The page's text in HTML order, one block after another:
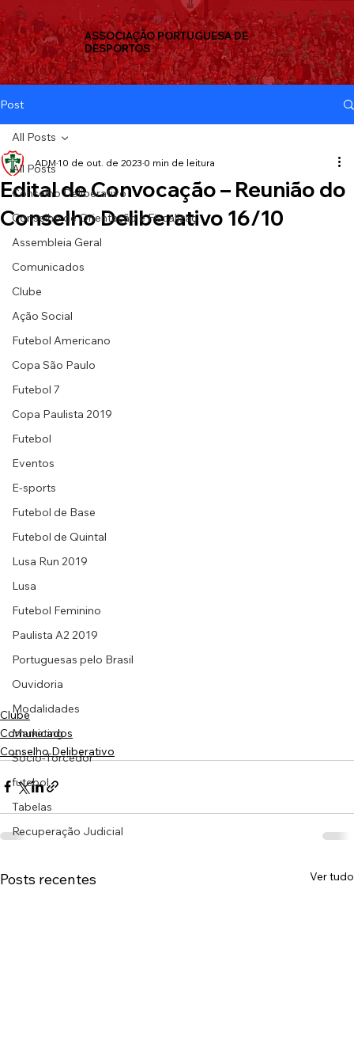
ASSOCIAÇÃO PORTUGUESA DE
DESPORTOS
Post
All Posts
Conselho Deliberativo
Conselho de Orientação e Fiscalizaç
Assembleia Geral
Comunicados
Clube
Ação Social
Futebol Americano
Copa São Paulo
Futebol 7
Copa Paulista 2019
Futebol
Eventos
E-sports
Futebol de Base
Futebol de Quintal
Lusa Run 2019
Lusa
Futebol Feminino
Paulista A2 2019
Portuguesas pelo Brasil
Ouvidoria
Modalidades
Marketing
Sócio-Torcedor
futebol
Tabelas
Recuperação Judicial
All Posts
Edital de Convocação – Reunião do
Conselho Deliberativo 16/10
ADM 10 de out. de 2023 0 min de leitura
Clube
Comunicados
Conselho Deliberativo
Posts recentes Ver tudo